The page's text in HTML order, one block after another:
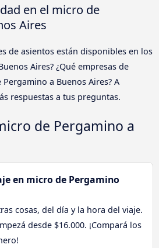
en el micro de
Aires
de asientos están disponibles en los
Aires? ¿Qué empresas de
a Buenos Aires? A
respuestas a tus preguntas.
de Pergamino a
en micro de Pergamino
cosas, del día y la hora del viaje.
desde $16.000. ¡Compará los